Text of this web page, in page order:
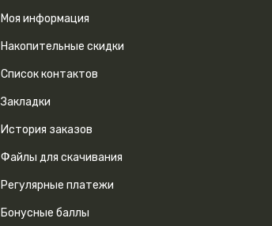
Моя информация
Накопительные скидки
Список контактов
Закладки
История заказов
Файлы для скачивания
Регулярные платежи
Бонусные баллы